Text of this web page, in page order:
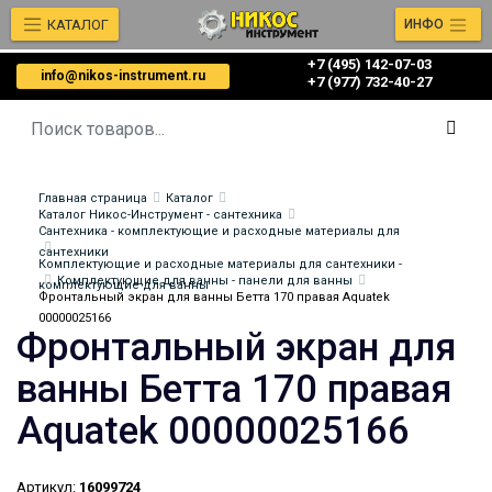
info@nikos-instrument.ru
+7 (495) 142-07-03
‎‎+7 (977) 732-40-27
КАТАЛОГ ИНФО
Главная страница
Каталог
Каталог Никос-Инструмент - сантехника
Сантехника - комплектующие и расходные материалы для
сантехники
Комплектующие и расходные материалы для сантехники -
комплектующие для ванны
Комплектующие для ванны - панели для ванны
Фронтальный экран для ванны Бетта 170 правая Aquatek
00000025166
Фронтальный экран для
ванны Бетта 170 правая
Aquatek 00000025166
Артикул: 16099724